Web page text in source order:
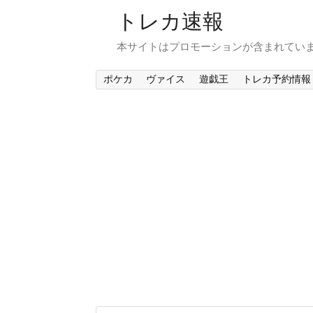
トレカ速報
本サイトはプロモーションが含まれてい
ポケカ ヴァイス 遊戯王 トレカ予約情報